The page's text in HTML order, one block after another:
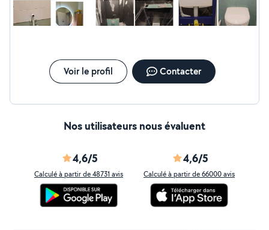
Voir le profil Contacter
Nos utilisateurs nous évaluent
4,6/5
Calculé à partir de 48731 avis
4,6/5
Calculé à partir de 66000 avis